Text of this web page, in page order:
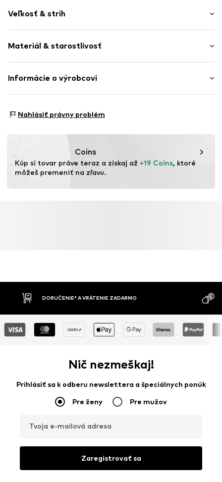
Bavlna
Okrúhly výstrih
Volániky
Číslo položky WEFajv3001000001
Veľkosť & strih
Dĺžka: Normálna dĺžka
Strih: Štandardný fit
Materiál & starostlivosť
Zloženie: 95% Bavlna, 5% Elastan
Informácie o výrobcovi
3542AD Utecht
Nahlásiť právny problém
Coins
Kúp si tovar práve teraz a získaj až +19 Coins, ktoré
môžeš premeniť na zľavu.
DORUČENIE* A VRÁTENIE ZADARMO
Nič nezmeškaj!
Prihlásiť sa k odberu newslettera a špeciálnych ponúk
Pre ženy Pre mužov
Tvoja e-mailová adresa
Zaregistrovať sa